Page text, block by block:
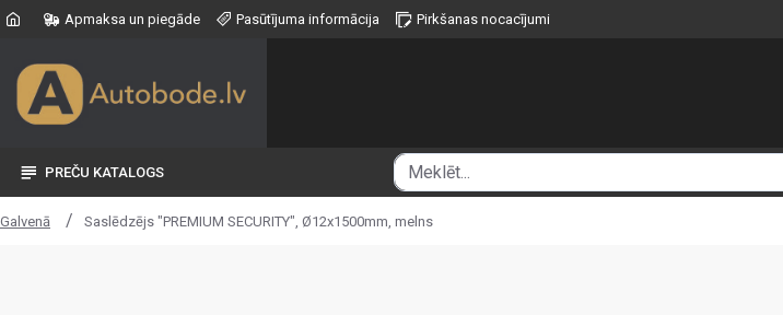
Apmaksa un piegāde Pasūtījuma informācija Pirkšanas nocacījumi
PREČU KATALOGS
Galvenā Saslēdzējs "PREMIUM SECURITY", Ø12x1500mm, melns